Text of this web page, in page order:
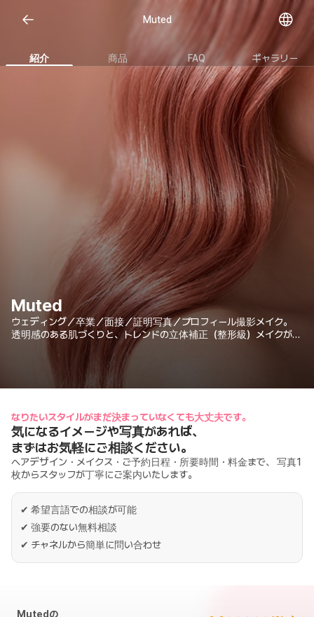
Muted
紹介 商品 FAQ ギャラリー
Muted
ウェディング／卒業／面接／証明写真／プロフィール撮影メイク。
透明感のある肌づくりと、トレンドの立体補正（整形級）メイクが得
なりたいスタイルがまだ決まっていなくても大丈夫です。
気になるイメージや写真があれば、
まずはお気軽にご相談ください。
ヘアデザイン・メイクス・ご予約日程・所要時間・料金まで、 写真1
枚からスタッフが丁寧にご案内いたします。
✔ 希望言語での相談が可能
✔ 強要のない無料相談
✔ チャネルから簡単に問い合わせ
Mutedの